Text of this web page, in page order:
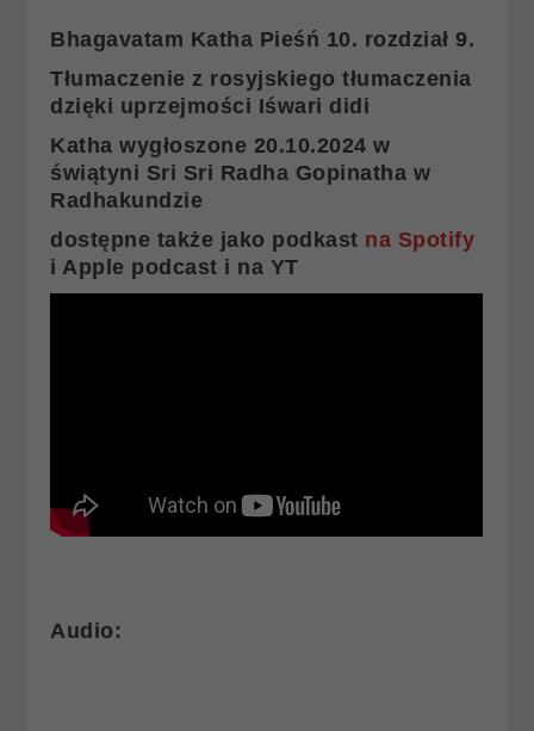
Bhagavatam Katha Pieśń 10. rozdział 9.
Tłumaczenie z rosyjskiego tłumaczenia
dzięki uprzejmości Iśwari didi
Katha wygłoszone 20.10.2024 w
świątyni Sri Sri Radha Gopinatha w
Radhakundzie
dostępne także jako podkast na Spotify
i Apple podcast i na YT
Audio: